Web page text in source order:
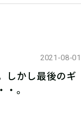
2021-08-01
しかし最後のギ
。